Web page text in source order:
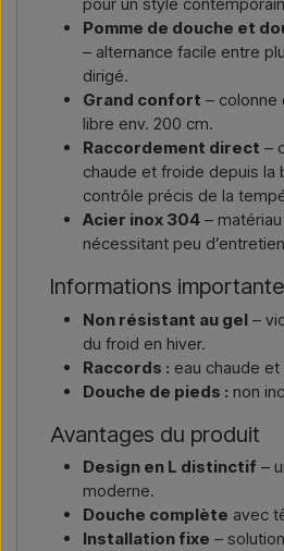
Pomme de douche et
– alternance facile entre
dirigé.
Grand confort – colonne
libre env. 200 cm.
Raccordement direct –
chaude et froide depuis la
contrôle précis de la
Acier inox 304 –
nécessitant peu
Informations
Non résistant au gel –
du froid en hiver.
Raccords : eau chaude
Douche de pieds : non
Avantages du produit
Design en L distinctif –
moderne.
Douche complète avec
Installation fixe –